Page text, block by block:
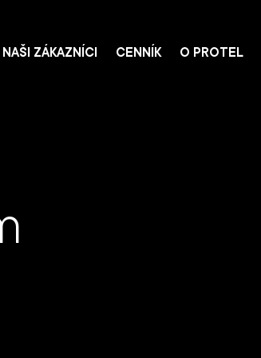
NAŠI ZÁKAZNÍCI CENNÍK O PROTEL